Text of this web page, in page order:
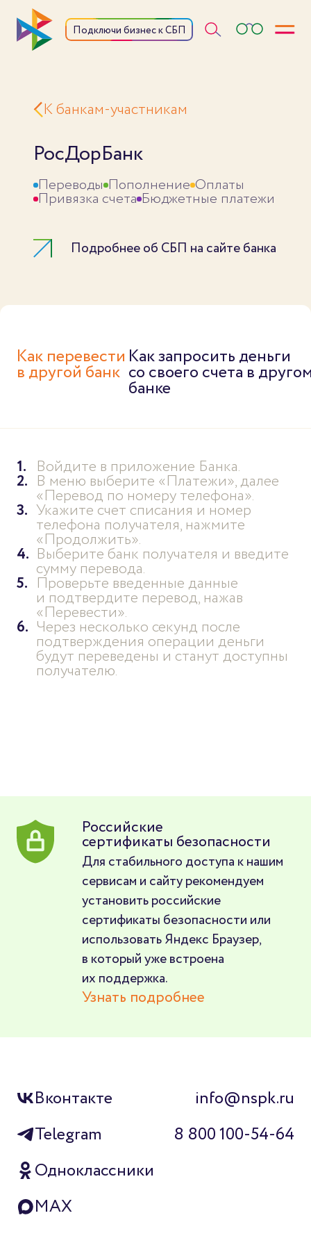
Подключи бизнес к СБП
К банкам-участникам
РосДорБанк
Переводы Пополнение Оплаты
Привязка счета Бюджетные платежи
Подробнее об СБП на сайте банка
Как перевести
в другой банк
Как запросить деньги
со своего счета в
банке
Войдите в приложение Банка.
В меню выберите «Платежи», далее
«Перевод по номеру телефона».
Укажите счет списания и номер
телефона получателя, нажмите
«Продолжить».
Выберите банк получателя и введите
сумму перевода.
Проверьте введенные данные
и подтвердите перевод, нажав
«Перевести».
Через несколько секунд после
подтверждения операции деньги
будут переведены и станут доступны
получателю.
Российские
сертификаты безопасности
Для стабильного доступа к нашим
сервисам и сайту рекомендуем
установить российские
сертификаты безопасности или
использовать Яндекс Браузер,
в который уже встроена
их поддержка.
Узнать подробнее
Вконтакте
Одноклассники
Telegram
MAX
info@nspk.ru
8 800 100-54-64